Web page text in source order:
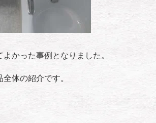
かった事例となりました。
体の紹介です。